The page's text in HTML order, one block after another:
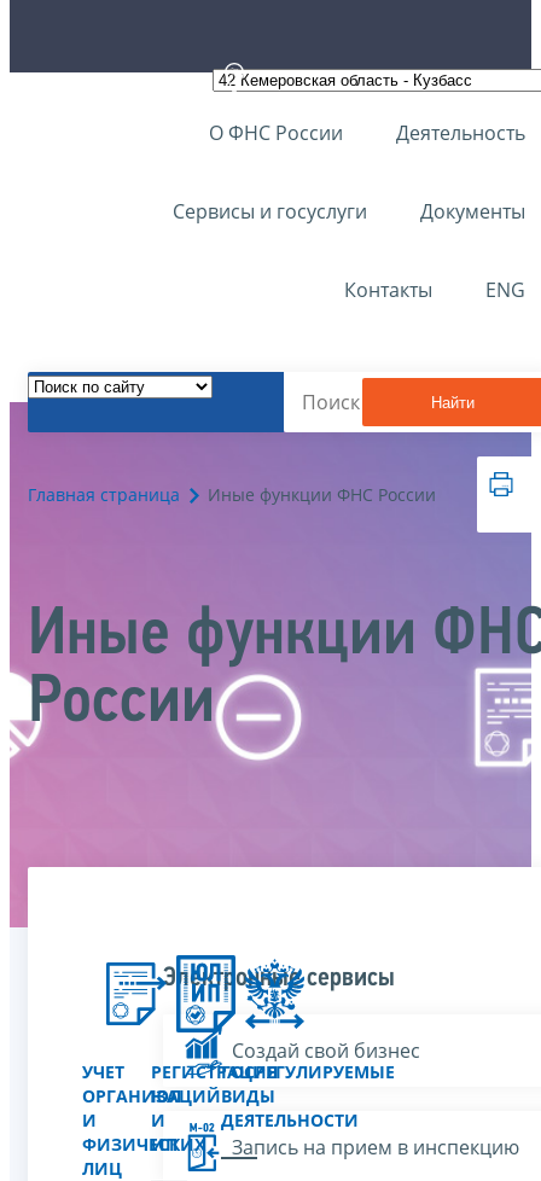
О ФНС России Деятельность
Сервисы и госуслуги Документы
Контакты ENG
Найти
Главная страница Иные функции ФНС России
Иные функции
России
УЧЕТ
ОРГАНИЗАЦИЙ
И
ФИЗИЧЕСКИХ
ЛИЦ
РЕГИСТРАЦИЯ
ЮЛ
И
ИП
ГОСРЕГУЛИРУЕМЫЕ
ВИДЫ
ДЕЯТЕЛЬНОСТИ
Электронные сервисы
Создай свой бизнес
Запись на прием в инспекцию